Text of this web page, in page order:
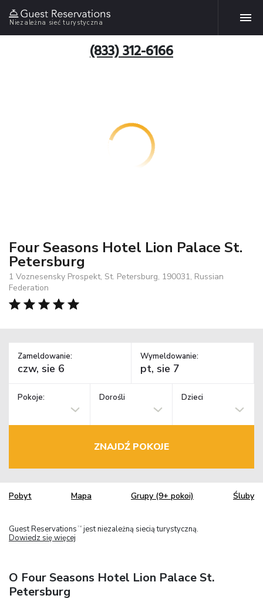
Niezależna sieć turystyczna
(833) 312-6166
Four Seasons Hotel Lion Palace St.
Petersburg
1 Voznesensky Prospekt, St. Petersburg, 190031, Russian
Federation
Zameldowanie: Wymeldowanie:
Pokoje: Dorośli Dzieci
ZNAJDŹ POKOJE
Pobyt Mapa Grupy (9+ pokoi) Śluby
Guest Reservations TM jest niezależną siecią turystyczną.
Dowiedz się więcej
O Four Seasons Hotel Lion Palace St.
Petersburg